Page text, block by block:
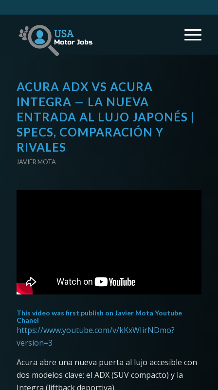
ACURA ADX VS ACURA
INTEGRA — LA NUEVA
ENTRADA AL LUJO JAPONÉS |
SPECS, COMPARACIÓN Y
RIVALES
JAVIER MOTA
This video was first publish on Javier Mota Youtube
Chanel
https://www.youtube.com/v/kKxWIirNDmo?
version=3
Acura abre una nueva puerta al lujo accesible con
dos modelos clave: el ADX (SUV compacto) y la
Integra (liftback deportiva).